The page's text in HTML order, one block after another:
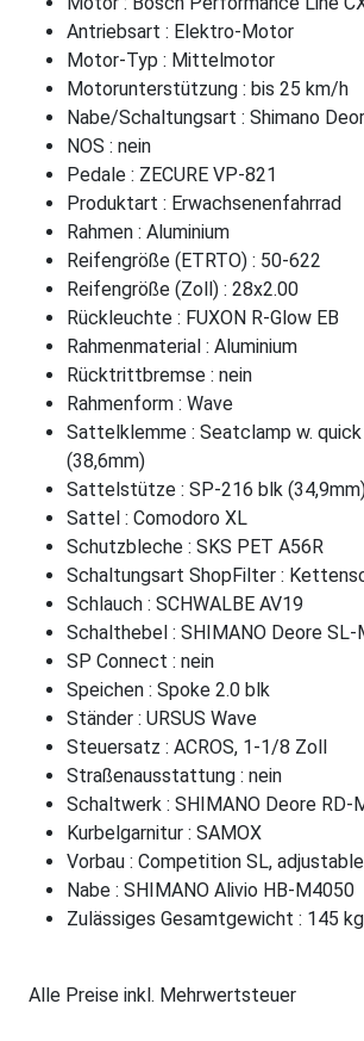
Antriebsart : Elektro-Motor
Motor-Typ : Mittelmotor
Motorunterstützung : bis 25 km/h
Nabe/Schaltungsart : Shimano
NOS : nein
Pedale : ZECURE VP-821
Produktart : Erwachsenenfahrrad
Rahmen : Aluminium
Reifengröße (ETRTO) : 50-622
Reifengröße (Zoll) : 28x2.00
Rückleuchte : FUXON R-Glow EB
Rahmenmaterial : Aluminium
Rücktrittbremse : nein
Rahmenform : Wave
Sattelklemme : Seatclamp w.
(38,6mm)
Sattelstütze : SP-216 blk
Sattel : Comodoro XL
Schutzbleche : SKS PET A56R
Schaltungsart ShopFilter :
Schlauch : SCHWALBE AV19
Schalthebel : SHIMANO Deore SL-
SP Connect : nein
Speichen : Spoke 2.0 blk
Ständer : URSUS Wave
Steuersatz : ACROS, 1-1/8 Zoll
Straßenausstattung : nein
Schaltwerk : SHIMANO Deore RD-
Kurbelgarnitur : SAMOX
Vorbau : Competition SL, adjustable
Nabe : SHIMANO Alivio HB-M4050
Zulässiges Gesamtgewicht : 145 kg
Alle Preise inkl. Mehrwertsteuer